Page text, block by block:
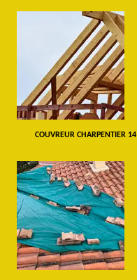
COUVREUR CHARPENTIER 14